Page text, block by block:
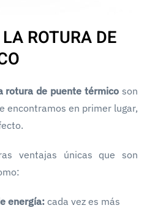
ROTURA DE
rotura de puente térmico son
encontramos en primer lugar,
ventajas únicas que son
energía: cada vez es más